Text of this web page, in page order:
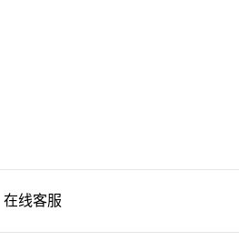
在线客服